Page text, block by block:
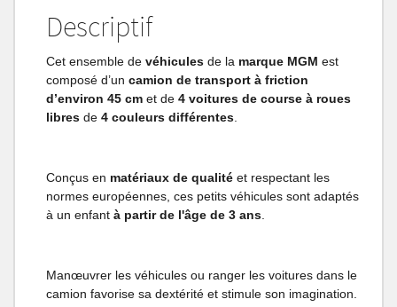
Descriptif
Cet ensemble de véhicules de la marque MGM est
composé d’un camion de transport à friction
d’environ 45 cm et de 4 voitures de course à roues
libres de 4 couleurs différentes
Conçus en matériaux de qualité et respectant les
normes européennes, ces petits véhicules sont adaptés
à un enfant à partir de l'âge de 3 ans
Manœuvrer les véhicules ou ranger les voitures dans le
camion favorise sa dextérité et stimule son imagination.